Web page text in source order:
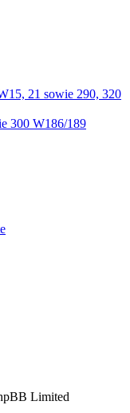
21 sowie 290, 320
300 W186/189
Limited